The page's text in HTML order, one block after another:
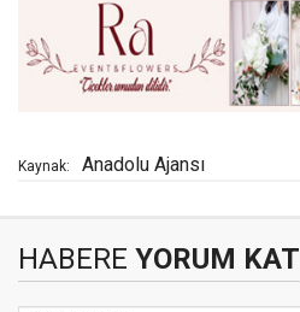
Kaynak: Anadolu Ajansı
HABERE YORUM KAT